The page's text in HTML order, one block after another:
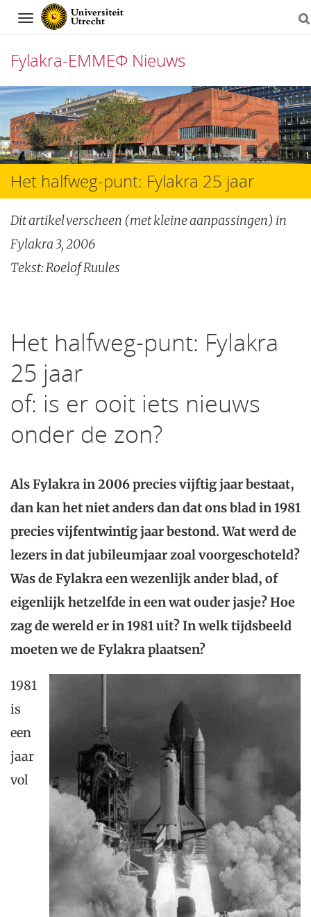
Navigation
Fylakra-EMMEΦ Nieuws
Direct
naar
het
inhoud
Het halfweg-punt: Fylakra 25 jaar
Dit artikel verscheen (met kleine aanpassingen) in
Fylakra 3, 2006
Tekst: Roelof Ruules
Het halfweg-punt: Fylakra
25 jaar
of: is er ooit iets nieuws
onder de zon?
Als Fylakra in 2006 precies vijftig jaar bestaat,
dan kan het niet anders dan dat ons blad in 1981
precies vijfentwintig jaar bestond. Wat werd de
lezers in dat jubileumjaar zoal voorgeschoteld?
Was de Fylakra een wezenlijk ander blad, of
eigenlijk hetzelfde in een wat ouder jasje? Hoe
zag de wereld er in 1981 uit? In welk tijdsbeeld
moeten we de Fylakra plaatsen?
1981
is
een
jaar
vol